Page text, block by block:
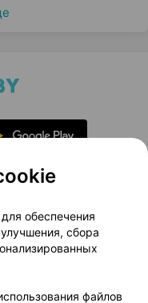
проекта
маркетинг
Доставка
обеспечения
сбора
файлов